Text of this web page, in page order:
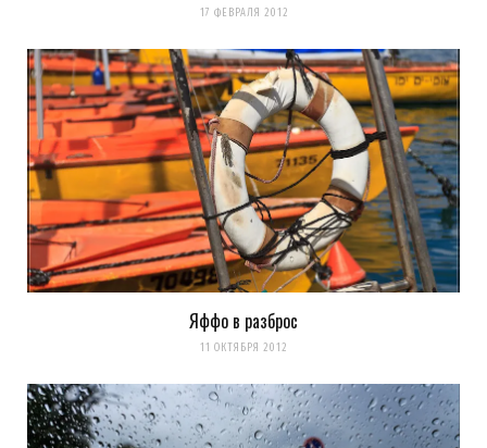
Сохранить моё имя, email и адрес сайта в этом браузере для
17 ФЕВРАЛЯ 2012
Яффо в разброс
11 ОКТЯБРЯ 2012